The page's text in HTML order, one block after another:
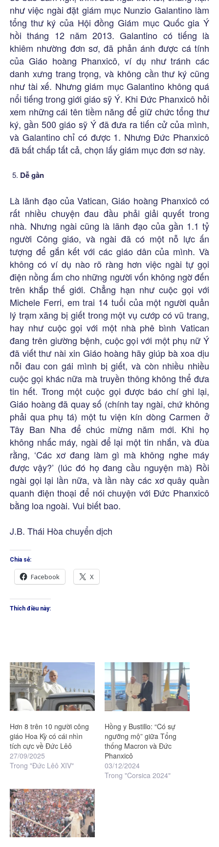
như việc ngài đặt giám mục Nunzio Galantino làm
tổng thư ký của Hội đồng Giám mục Quốc gia Ý
hồi tháng 12 năm 2013. Galantino có tiếng là
khiêm nhường đơn sơ, đã phản ánh được cá tính
của Giáo hoàng Phanxicô, ví dụ như tránh các
danh xưng trang trọng, và không cần thư ký cũng
như tài xế. Nhưng giám mục Galantino không quá
nổi tiếng trong giới giáo sỹ Ý. Khi Đức Phanxicô hỏi
xem những cái tên tiềm năng để giữ chức tổng thư
ký, gần 500 giáo sỹ Ý đã đưa ra tiến cử của mình,
và Galantino chỉ có được 1. Nhưng Đức Phanxicô
đã bất chấp tất cả, chọn lấy giám mục đơn sơ này.
Dễ gần
Là lãnh đạo của Vatican, Giáo hoàng Phanxicô có
rất nhiều chuyện đau đầu phải giải quyết trong
nhà. Nhưng ngài cũng là lãnh đạo của gần 1.1 tỷ
người Công giáo, và ngài đã có một nỗ lực ấn
tượng để gắn kết với các giáo dân của mình. Và
không có ví dụ nào rõ ràng hơn việc ngài tự gọi
điện nồng ấm cho những người vốn không ngờ đến
trên khắp thế giới. Chẳng hạn như cuộc gọi với
Michele Ferri, em trai 14 tuổi của một người quản
lý trạm xăng bị giết trong một vụ cướp có vũ trang,
hay như cuộc gọi với một nhà phê bình Vatican
đang trên giường bệnh, cuộc gọi với một phụ nữ Ý
đã viết thư nài xin Giáo hoàng hãy giúp bà xoa dịu
nỗi đau con gái mình bị giết, và còn nhiều nhiều
cuộc gọi khác nữa mà truyền thông không thể đưa
tin hết. Trong một cuộc gọi được báo chí ghi lại,
Giáo hoàng đã quay số (chính tay ngài, chứ không
phải qua phụ tá) một tu viện kín dòng Carmen ở
Tây Ban Nha để chúc mừng năm mới. Khi họ
không nhấc máy, ngài để lại một tin nhắn, và đùa
rằng, ‘Các xơ đang làm gì mà không nghe máy
được vậy?’ (lúc đó họ đang cầu nguyện mà) Rồi
ngài gọi lại lần nữa, và lần này các xơ quây quần
quanh điện thoại để nói chuyện với Đức Phanxicô
bằng loa ngoài. Vui biết bao.
J.B. Thái Hòa chuyển dịch
Chia sẻ:
Facebook X
Thích điều này:
Hơn 8 trên 10 người công
giáo Hoa Kỳ có cái nhìn
tích cực về Đức Lêô
27/09/2025
Trong "Đức Lêô XIV"
Hồng y Bustillo: “Có sự
ngưỡng mộ” giữa Tổng
thống Macron và Đức
Phanxicô
03/12/2024
Trong "Corsica 2024"